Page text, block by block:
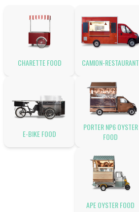
CHARETTE FOOD CAMION-RESTAURANT
E-BIKE FOOD
PORTER NP6 OYSTER
FOOD
APE OYSTER FOOD